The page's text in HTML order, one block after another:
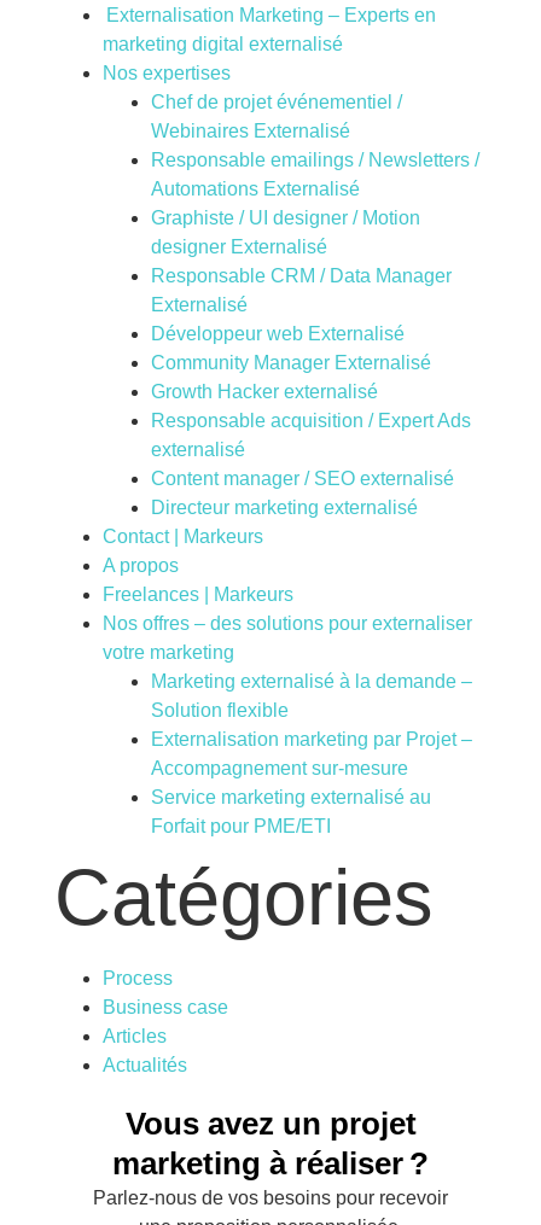
Externalisation Marketing – Experts en
marketing digital externalisé
Nos expertises
Chef de projet événementiel /
Webinaires Externalisé
Responsable emailings / Newsletters /
Automations Externalisé
Graphiste / UI designer / Motion
designer Externalisé
Responsable CRM / Data Manager
Externalisé
Développeur web Externalisé
Community Manager Externalisé
Growth Hacker externalisé
Responsable acquisition / Expert Ads
externalisé
Content manager / SEO externalisé
Directeur marketing externalisé
Contact | Markeurs
A propos
Freelances | Markeurs
Nos offres – des solutions pour externaliser
votre marketing
Marketing externalisé à la demande –
Solution flexible
Externalisation marketing par Projet –
Accompagnement sur-mesure
Service marketing externalisé au
Forfait pour PME/ETI
Catégories
Process
Business case
Articles
Actualités
Vous avez un projet
marketing à réaliser ?
Parlez-nous de vos besoins pour recevoir